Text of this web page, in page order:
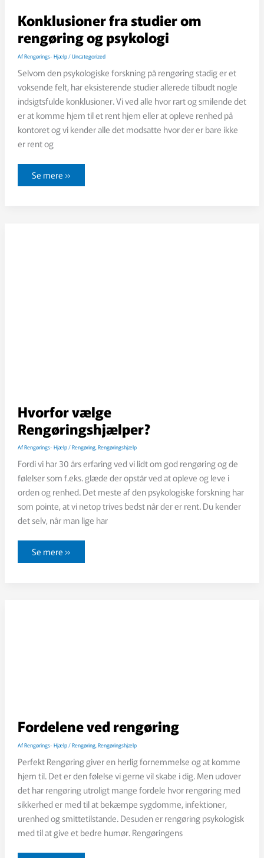
Konklusioner fra studier om
rengøring og psykologi
AfRengørings- Hjælp/Uncategorized
Selvom den psykologiske forskning på rengøring stadig er et
voksende felt, har eksisterende studier allerede tilbudt nogle
indsigtsfulde konklusioner. Vi ved alle hvor rart og smilende det
er at komme hjem til et rent hjem eller at opleve renhed på
kontoret og vi kender alle det modsatte hvor der er bare ikke
er rent og
Konklusioner
fra
Se mere »
Hvorfor vælge
Rengøringshjælper?
AfRengørings- Hjælp/Rengøring,Rengøringshjælp
Fordi vi har 30 års erfaring ved vi lidt om god rengøring og de
følelser som f.eks. glæde der opstår ved at opleve og leve i
orden og renhed. Det meste af den psykologiske forskning har
som pointe, at vi netop trives bedst når der er rent. Du kender
det selv, når man lige har
Hvorfor
vælge
Se mere »
Fordelene ved rengøring
AfRengørings- Hjælp/Rengøring, Rengøringshjælp
Perfekt Rengøring giver en herlig fornemmelse og at komme
hjem til. Det er den følelse vi gerne vil skabe i dig. Men udover
det har rengøring utroligt mange fordele hvor rengøring med
sikkerhed er med til at bekæmpe sygdomme, infektioner,
urenhed og smittetilstande. Desuden er rengøring psykologisk
med til at give et bedre humør. Rengøringens